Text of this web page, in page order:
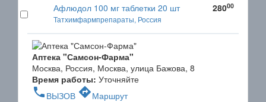
Афлюдол 100 мг таблетки 20 шт
Татхимфармпрепараты, Россия
28000
Аптека "Самсон-Фарма"
Москва, Россия, Москва, улица Бажова, 8
Время работы: Уточняйте
phone ВЫЗОВ directionsМаршрут